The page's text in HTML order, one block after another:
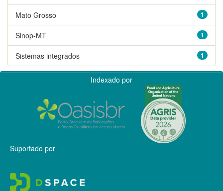
1
Mato Grosso
1
Sinop-MT
1
Sistemas integrados
Indexado por
Suportado por